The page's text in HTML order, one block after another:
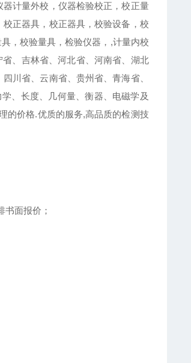
计量外校，仪器检验校正，校正量
正器具，校正器具，校验设备，校
，校验量具，检验仪器，,计量内校
、吉林省、河北省、河南省、湖北
川省、云南省、贵州省、青海省、
、长度、几何量、衡器、电磁学及
的价格.优质的服务,高品质的检测技
面报价；